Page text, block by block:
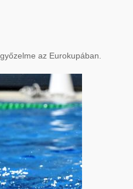
az Eurokupában.